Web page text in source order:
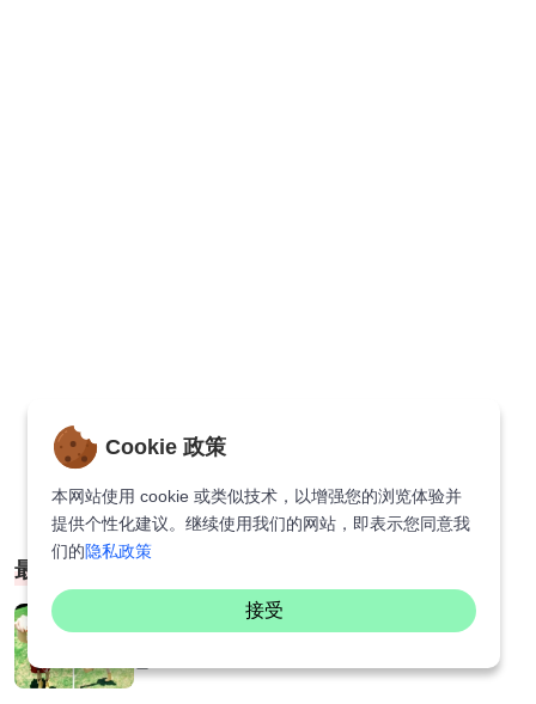
最新文章
动作越大越好看！户外这样拍照，简单...
Cookie 政策
本网站使用 cookie 或类似技术，以增强您的浏览体验并
提供个性化建议。继续使用我们的网站，即表示您同意我
们的隐私政策
接受